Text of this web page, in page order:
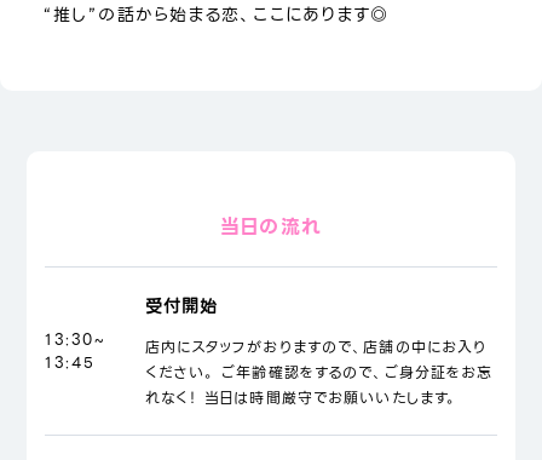
“推し”の話から始まる恋、ここにあります◎
当日の流れ
13:30~
13:45
受付開始
店内にスタッフがおりますので、店舗の中にお入り
ください。 ご年齢確認をするので、ご身分証をお忘
れなく！ 当日は時間厳守でお願いいたします。